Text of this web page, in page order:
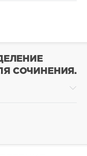
СОЧИНЕНИЯ.